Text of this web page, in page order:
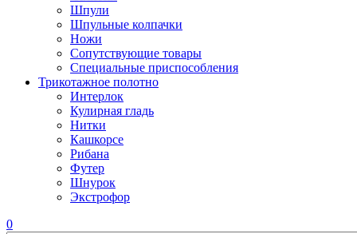
Шпули
Шпульные колпачки
Ножи
Сопутствующие товары
Специальные приспособления
Трикотажное полотно
Интерлок
Кулирная гладь
Нитки
Кашкорсе
Рибана
Футер
Шнурок
Экстрофор
0